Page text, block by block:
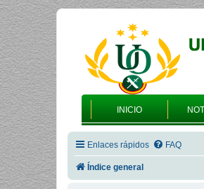
INICIO
Enlaces rápidos FAQ
Índice general